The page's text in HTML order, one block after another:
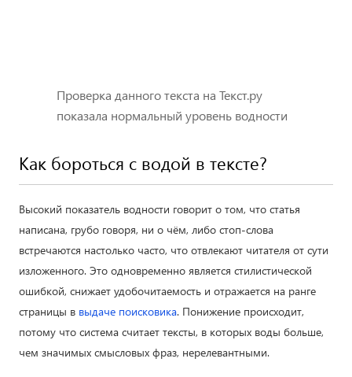
Проверка данного текста на Текст.ру
показала нормальный уровень водности
Как бороться с водой в тексте?
Высокий показатель водности говорит о том, что статья
написана, грубо говоря, ни о чём, либо стоп-слова
встречаются настолько часто, что отвлекают читателя от сути
изложенного. Это одновременно является стилистической
ошибкой, снижает удобочитаемость и отражается на ранге
страницы в выдаче поисковика. Понижение происходит,
потому что система считает тексты, в которых воды больше,
чем значимых смысловых фраз, нерелевантными.